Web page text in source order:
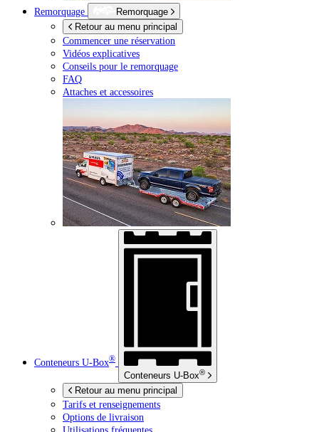
Remorquage
Remorquage
Retour au menu principal
Commencer une réservation
Vidéos explicatives
Conseils pour le remorquage
FAQ
Attaches et accessoires
Conteneurs U-Box®
Conteneurs U-Box®
Retour au menu principal
Tarifs et renseignements
Options de livraison
Utilisations fréquentes